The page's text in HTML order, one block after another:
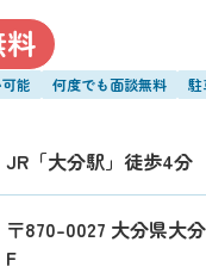
能 何度でも面談無料 駐
JR「大分駅」徒歩4分
〒870-0027 大分県大
F